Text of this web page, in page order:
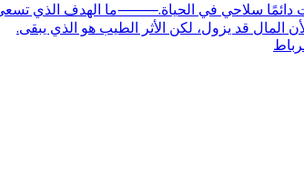
دائمًا سلاحي في الحياة.⸻ما الهدف الذي
المال قد يزول، لكن الأثر الطيب هو الذي يبقى.